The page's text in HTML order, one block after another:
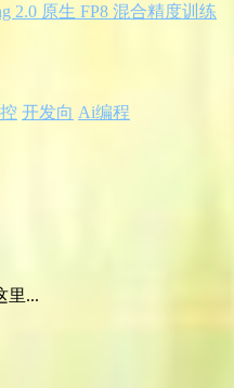
2.0 原生 FP8 混合精度训练
开发向 Ai编程
里...